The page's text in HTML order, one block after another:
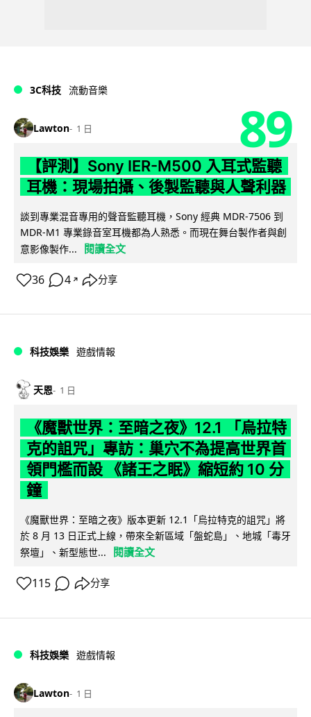
3C科技 流動音樂
Lawton 1 日 89
【評測】Sony IER-M500 入耳式監聽
耳機：現場拍攝、後製監聽與人聲利器
談到專業混音專用的聲音監聽耳機，Sony 經典 MDR-7506 到
MDR-M1 專業錄音室耳機都為人熟悉。而現在舞台製作者與創
意影像製作...
閱讀全文
36 4 ↗ 分享
科技娛樂 遊戲情報
天恩 1 日
《魔獸世界：至暗之夜》12.1 「烏拉特
克的詛咒」專訪：巢穴不為提高世界首
領門檻而設 《諸王之眠》縮短約 10 分
鐘
《魔獸世界：至暗之夜》版本更新 12.1「烏拉特克的詛咒」將
於 8 月 13 日正式上線，帶來全新區域「盤蛇島」、地城「毒牙
祭壇」、新型態世...
閱讀全文
115 分享
科技娛樂 遊戲情報
Lawton 1 日